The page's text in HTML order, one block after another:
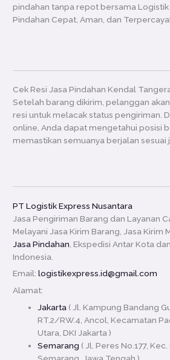
pindahan tanpa repot bersama Logistik
Pindahan Cepat, Aman, dan Terpercaya!
Cek Resi Jasa Pindahan Kendal
Setelah barang dikirim, pelanggan
resi untuk melacak status pengiriman.
online, Anda dapat mengetahui posisi
memastikan semuanya berjalan sesuai
PT Logistik Express Nusantara
Jasa Pengiriman Barang dan Layanan
Melayani Jasa Kirim Barang, Jasa Kirim
Jasa Pindahan , Ekspedisi Antar Kota
Indonesia.
Email:logistikexpress.id@gmail.com
Alamat:
Jakarta ( Jl. Kampung Bandang
RT.2/RW.4, Ancol, Kecamatan
Utara, DKI Jakarta )
Semarang ( Jl. Peres No.177,